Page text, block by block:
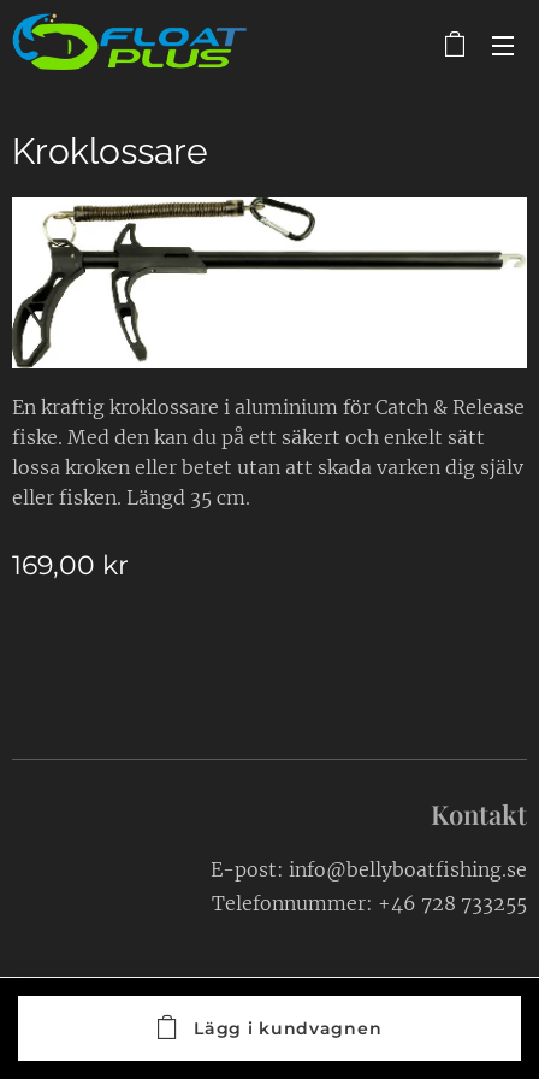
Kroklossare
En kraftig kroklossare i aluminium för Catch & Release
fiske. Med den kan du på ett säkert och enkelt sätt
lossa kroken eller betet utan att skada varken dig själv
eller fisken. Längd 35 cm.
169,00 kr
Lägg i kundvagnen
Kontakt
E-post: info@bellyboatfishing.se
Telefonnummer: +46 728 733255